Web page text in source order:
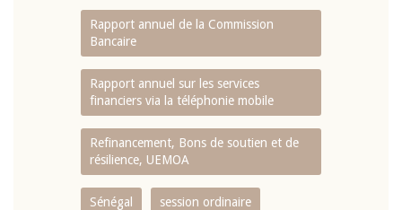
Rapport annuel de la Commission
Bancaire
Rapport annuel sur les services
financiers via la téléphonie mobile
Refinancement, Bons de soutien et de
résilience, UEMOA
Sénégal session ordinaire